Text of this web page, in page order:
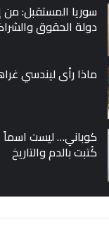
سوريا المستقبل: من
دولة الحقوق
ماذا رأى ليندسي
كوباني… ليست اسماً
كُتبت بالدم والتاريخ